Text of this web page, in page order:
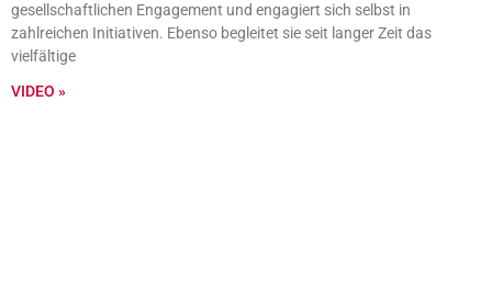
gesellschaftlichen Engagement und engagiert sich selbst in
zahlreichen Initiativen. Ebenso begleitet sie seit langer Zeit das
vielfältige
VIDEO »